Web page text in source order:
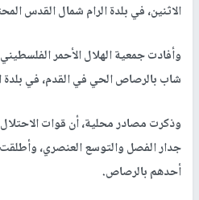
الاثنين، في بلدة الرام شمال القدس
وأفادت جمعية الهلال الأحمر
شاب بالرصاص الحي في القدم، في بلدة
وذكرت مصادر محلية، أن قوات
جدار الفصل والتوسع العنصري، وأطلقت
أحدهم بالرصاص.